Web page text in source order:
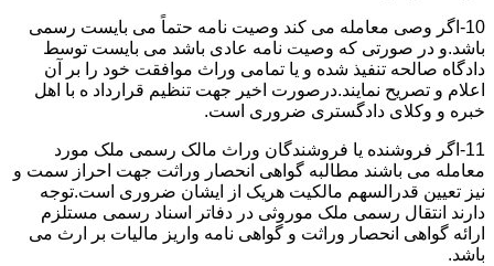
10-اگر وصی معامله می کند وصیت نامه حتماً می بایست رسمی
باشد.و در صورتی که وصیت نامه عادی باشد می بایست توسط
دادگاه صالحه تنفیذ شده و یا تمامی وراث موافقت خود را بر آن
اعلام و تصریح نمایند.درصورت اخیر جهت تنظیم قرارداد ه با اهل
خبره و وکلای دادگستری ضروری است.
11-اگر فروشنده یا فروشندگان وراث مالک رسمی ملک مورد
معامله می باشند مطالبه گواهی انحصار وراثت جهت احراز سمت و
نیز تعیین قدرالسهم مالکیت هریک از ایشان ضروری است.توجه
دارند انتقال رسمی ملک موروثی در دفاتر اسناد رسمی مستلزم
ارائه گواهی انحصار وراثت و گواهی نامه واریز مالیات بر ارث می
باشد.